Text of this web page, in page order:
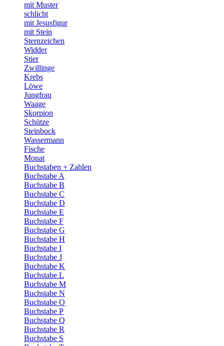
mit Muster
schlicht
mit Jesusfigur
mit Stein
Sternzeichen
Widder
Stier
Zwillinge
Krebs
Löwe
Jungfrau
Waage
Skorpion
Schütze
Steinbock
Wassermann
Fische
Monat
Buchstaben + Zahlen
Buchstabe A
Buchstabe B
Buchstabe C
Buchstabe D
Buchstabe E
Buchstabe F
Buchstabe G
Buchstabe H
Buchstabe I
Buchstabe J
Buchstabe K
Buchstabe L
Buchstabe M
Buchstabe N
Buchstabe O
Buchstabe P
Buchstabe Q
Buchstabe R
Buchstabe S